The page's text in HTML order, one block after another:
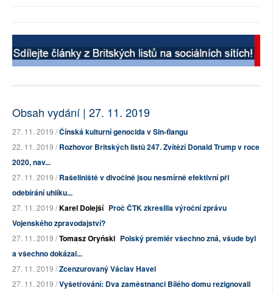
Obsah vydání | 27. 11. 2019
27. 11. 2019 /Čínská kulturní genocida v Sin-ťiangu
22. 11. 2019 /Rozhovor Britských listů 247. Zvítězí Donald Trump v roce
2020, nav...
27. 11. 2019 /Rašeliniště v divočině jsou nesmírně efektivní při
odebírání uhlíku...
27. 11. 2019 /Karel Dolejší Proč ČTK zkreslila výroční zprávu
Vojenského zpravodajství?
27. 11. 2019 /Tomasz Oryński Polský premiér všechno zná, všude byl
a všechno dokázal...
27. 11. 2019 /Zcenzurovaný Václav Havel
27. 11. 2019 /Vyšetřování: Dva zaměstnanci Bílého domu rezignovali